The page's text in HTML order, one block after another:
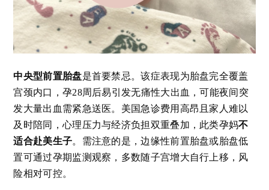
中央型前置胎盘是首要禁忌。该症表现为胎盘完全覆盖
宫颈内口，孕28周后易引发无痛性大出血，可能夜间突
发大量出血需紧急送医。美国急诊费用高昂且家人难以
及时陪同，心理压力与经济负担双重叠加，此类孕妈不
适合赴美生子。需注意的是，边缘性前置胎盘或胎盘低
置可通过孕期监测观察，多数随子宫增大自行上移，风
险相对可控。